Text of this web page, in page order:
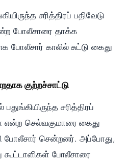
சரித்திரப் பதிவேடு
போலீசாரை தாக்க
போலீசார் காலில் சுட்டு கைது
குற்றச்சாட்டு
சரித்திரப்
என்ற செல்வகுமாரை கைது
போலீசார் சென்றனர். அப்போது,
கூட்டாளிகள் போலீசாரை